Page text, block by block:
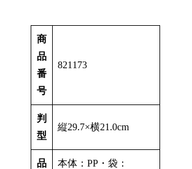
商
品
番
号
821173
判
型
縦29.7×横21.0cm
品
本体：PP・袋：